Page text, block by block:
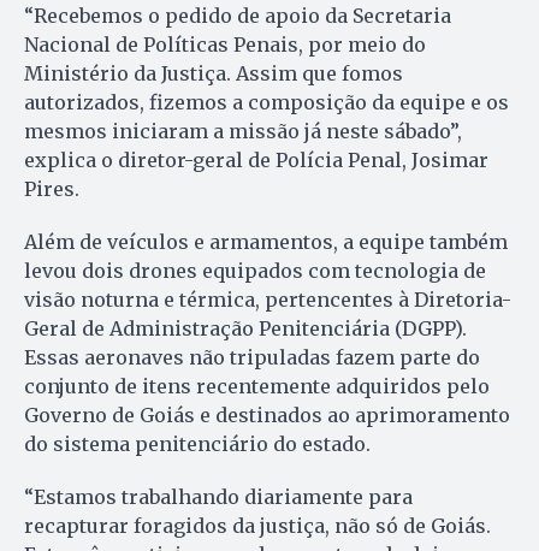
“Recebemos o pedido de apoio da Secretaria
Nacional de Políticas Penais, por meio do
Ministério da Justiça. Assim que fomos
autorizados, fizemos a composição da equipe e os
mesmos iniciaram a missão já neste sábado”,
explica o diretor-geral de Polícia Penal, Josimar
Pires.
Além de veículos e armamentos, a equipe também
levou dois drones equipados com tecnologia de
visão noturna e térmica, pertencentes à Diretoria-
Geral de Administração Penitenciária (DGPP).
Essas aeronaves não tripuladas fazem parte do
conjunto de itens recentemente adquiridos pelo
Governo de Goiás e destinados ao aprimoramento
do sistema penitenciário do estado.
“Estamos trabalhando diariamente para
recapturar foragidos da justiça, não só de Goiás.